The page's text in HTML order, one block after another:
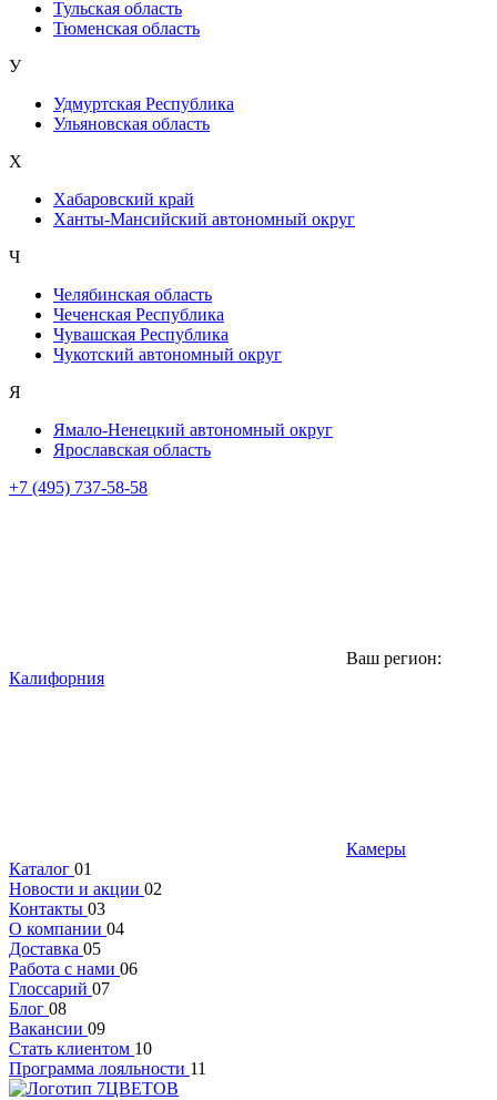
Тульская область
Тюменская область
У
Удмуртская Республика
Ульяновская область
Х
Хабаровский край
Ханты-Мансийский автономный округ
Ч
Челябинская область
Чеченская Республика
Чувашская Республика
Чукотский автономный округ
Я
Ямало-Ненецкий автономный округ
Ярославская область
+7 (495) 737-58-58
Ваш регион:
Калифорния
Камеры
Каталог 01
Новости и акции 02
Контакты 03
О компании 04
Доставка 05
Работа с нами 06
Глоссарий 07
Блог 08
Вакансии 09
Стать клиентом 10
Программа лояльности 11